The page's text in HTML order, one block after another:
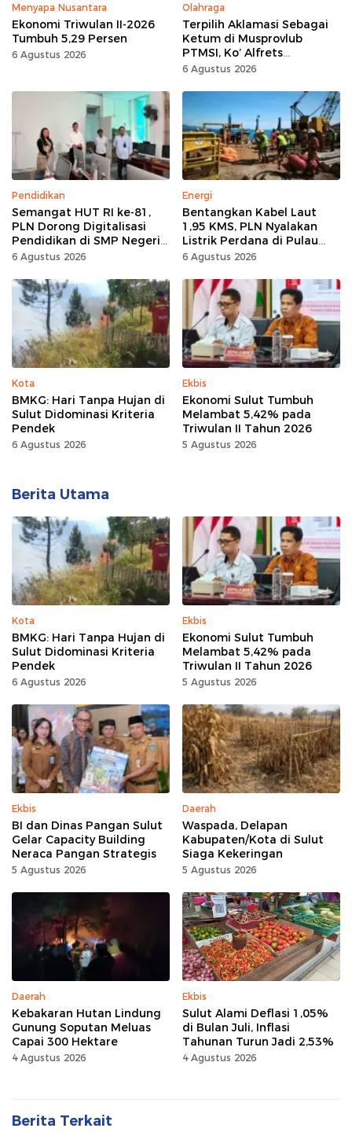
Menyapa Nusantara
Ekonomi Triwulan II-2026
Tumbuh 5,29 Persen
6 Agustus 2026
Olahraga
Terpilih Aklamasi Sebagai
Ketum di Musprovlub
PTMSI, Ko’ Alfrets
Rumawas Siap Gairahkan
6 Agustus 2026
Pendidikan
Semangat HUT RI ke-81,
PLN Dorong Digitalisasi
Pendidikan di SMP Negeri
1 Palu Lewat Program TJSL
6 Agustus 2026
Energi
Bentangkan Kabel Laut
1,95 KMS, PLN Nyalakan
Listrik Perdana di Pulau
Dudepo, Desa Berlistrik di
6 Agustus 2026
Kota
BMKG: Hari Tanpa Hujan di
Sulut Didominasi Kriteria
Pendek
6 Agustus 2026
Ekbis
Ekonomi Sulut Tumbuh
Melambat 5,42% pada
Triwulan II Tahun 2026
5 Agustus 2026
Berita Utama
Kota
BMKG: Hari Tanpa Hujan di
Sulut Didominasi Kriteria
Pendek
6 Agustus 2026
Ekbis
Ekonomi Sulut Tumbuh
Melambat 5,42% pada
Triwulan II Tahun 2026
5 Agustus 2026
Ekbis
BI dan Dinas Pangan Sulut
Gelar Capacity Building
Neraca Pangan Strategis
5 Agustus 2026
Daerah
Waspada, Delapan
Kabupaten/Kota di Sulut
Siaga Kekeringan
5 Agustus 2026
Daerah
Kebakaran Hutan Lindung
Gunung Soputan Meluas
Capai 300 Hektare
4 Agustus 2026
Ekbis
Sulut Alami Deflasi 1,05%
di Bulan Juli, Inflasi
Tahunan Turun Jadi 2,53%
4 Agustus 2026
Berita Terkait